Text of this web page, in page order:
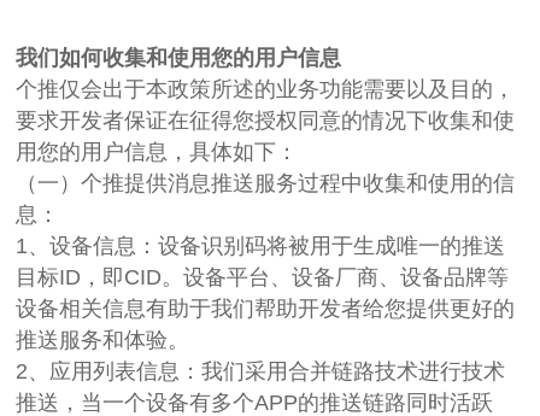
我们如何收集和使用您的用户信息
个推仅会出于本政策所述的业务功能需要以及目的，
要求开发者保证在征得您授权同意的情况下收集和使
用您的用户信息，具体如下：
（一）个推提供消息推送服务过程中收集和使用的信
息：
1、设备信息：设备识别码将被用于生成唯一的推送
目标ID，即CID。设备平台、设备厂商、设备品牌等
设备相关信息有助于我们帮助开发者给您提供更好的
推送服务和体验。
2、应用列表信息：我们采用合并链路技术进行技术
推送，当一个设备有多个APP的推送链路同时活跃